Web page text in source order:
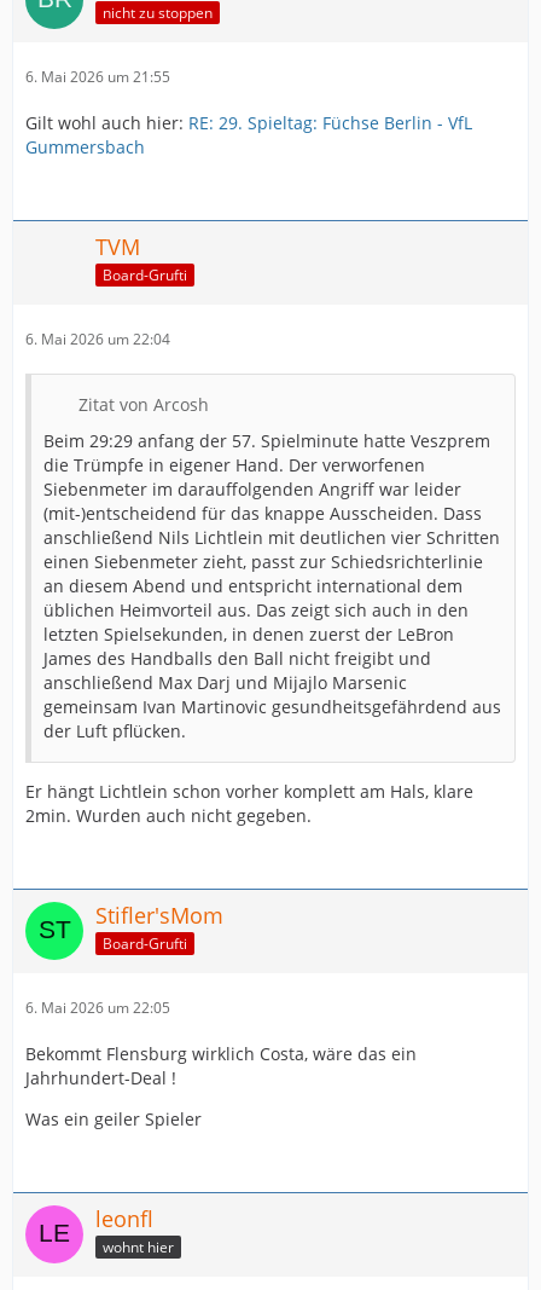
nicht zu stoppen
6. Mai 2026 um 21:55
Gilt wohl auch hier: RE: 29. Spieltag: Füchse Berlin - VfL
Gummersbach
TVM
Board-Grufti
6. Mai 2026 um 22:04
Zitat von Arcosh
Beim 29:29 anfang der 57. Spielminute hatte Veszprem
die Trümpfe in eigener Hand. Der verworfenen
Siebenmeter im darauffolgenden Angriff war leider
(mit-)entscheidend für das knappe Ausscheiden. Dass
anschließend Nils Lichtlein mit deutlichen vier Schritten
einen Siebenmeter zieht, passt zur Schiedsrichterlinie
an diesem Abend und entspricht international dem
üblichen Heimvorteil aus. Das zeigt sich auch in den
letzten Spielsekunden, in denen zuerst der LeBron
James des Handballs den Ball nicht freigibt und
anschließend Max Darj und Mijajlo Marsenic
gemeinsam Ivan Martinovic gesundheitsgefährdend aus
der Luft pflücken.
Er hängt Lichtlein schon vorher komplett am Hals, klare
2min. Wurden auch nicht gegeben.
Stifler'sMom
Board-Grufti
6. Mai 2026 um 22:05
Bekommt Flensburg wirklich Costa, wäre das ein
Jahrhundert-Deal !
Was ein geiler Spieler
leonfl
wohnt hier